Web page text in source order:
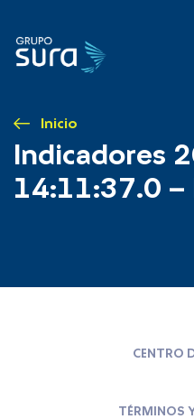
Inicio
Indicadores
14:11:37.0 –
CENTRO
TÉRMINOS